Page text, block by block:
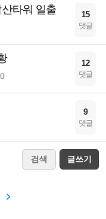
타워 일출 15
댓글
12
댓글
9
댓글
검색 글쓰기